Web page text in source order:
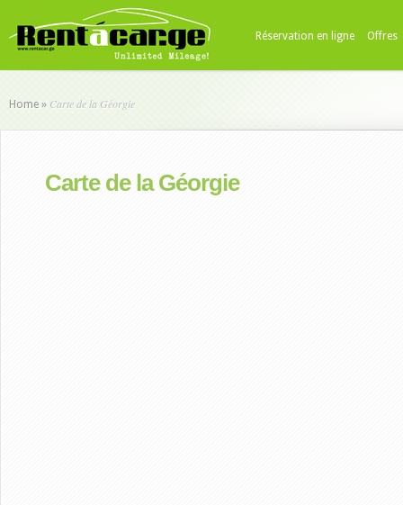
Réservation en ligne Offres
Home » Carte de la Géorgie
Carte de la Géorgie